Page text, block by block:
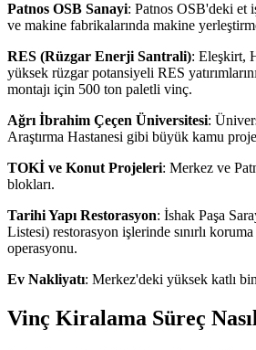
Patnos OSB Sanayi: Patnos OSB'deki et
ve makine fabrikalarında makine
RES (Rüzgar Enerji Santrali): Eleşkirt,
yüksek rüzgar potansiyeli RES
montajı için 500 ton paletli vinç.
Ağrı İbrahim Çeçen Üniversitesi:
Araştırma Hastanesi gibi büyük kamu
TOKİ ve Konut Projeleri: Merkez ve
blokları.
Tarihi Yapı Restorasyon: İshak Paşa
Listesi) restorasyon işlerinde sınırlı
operasyonu.
Ev Nakliyatı: Merkez'deki yüksek katlı
Vinç Kiralama Süreç